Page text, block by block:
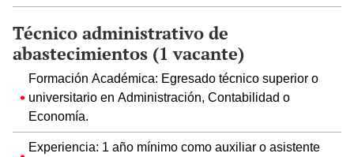
Técnico administrativo de
abastecimientos (1 vacante)
Formación Académica: Egresado técnico superior o
universitario en Administración, Contabilidad o
Economía.
Experiencia: 1 año mínimo como auxiliar o asistente